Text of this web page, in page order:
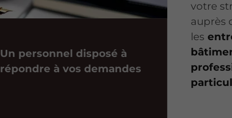
votre
auprès
les
Un personnel disposé à
répondre à vos demandes